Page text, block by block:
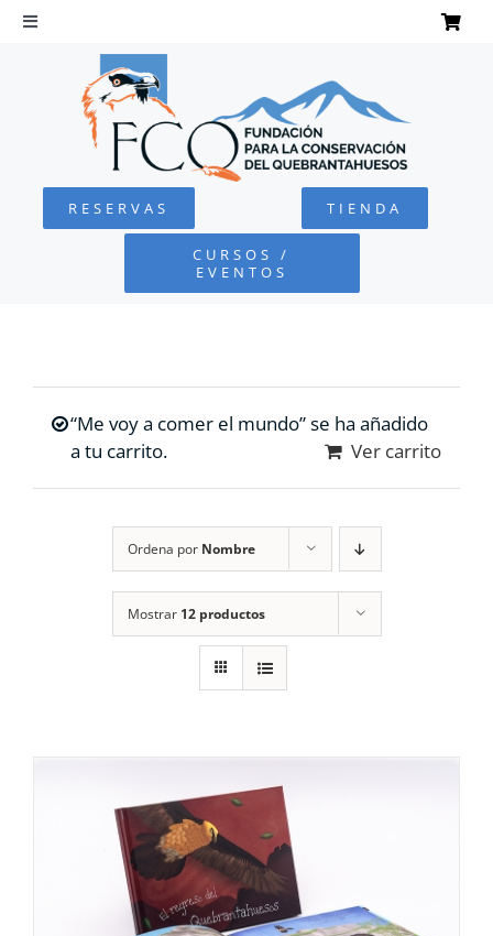
Saltar
Toggle
Navigation
QUEBRANTAHUESOS
FUNDACIÓN
RESERVAS TIENDA
CURSOS /
EVENTOS
“Me voy a comer el mundo” se ha añadido
a tu carrito.
Ver carrito
Ordena por Nombre
Mostrar 12 productos